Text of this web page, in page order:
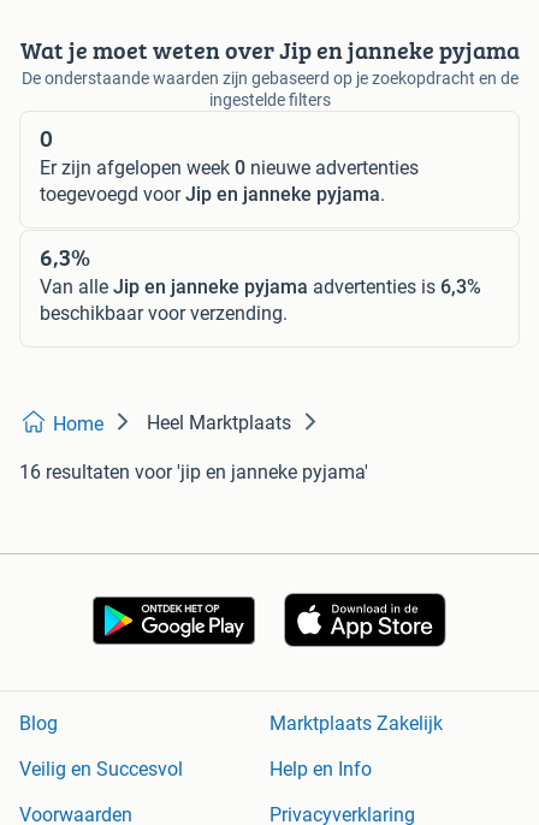
Wat je moet weten over Jip en janneke pyjama
De onderstaande waarden zijn gebaseerd op je zoekopdracht en de
ingestelde filters
0
Er zijn afgelopen week 0 nieuwe advertenties
toegevoegd voorJip en janneke pyjama.
6,3%
Van alle Jip en janneke pyjama advertenties is 6,3%
beschikbaar voor verzending.
Home Heel Marktplaats
16 resultaten voor 'jip en janneke pyjama'
Blog
Marktplaats Zakelijk
Veilig en Succesvol
Help en Info
Voorwaarden
Privacyverklaring